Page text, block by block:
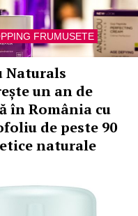
FRUMUSETE
Naturals
un an de
în România cu
de peste 90
naturale